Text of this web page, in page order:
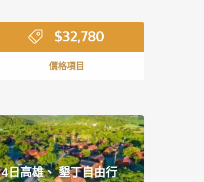
$32,780
價格項目
4日高雄、 墾丁自由行